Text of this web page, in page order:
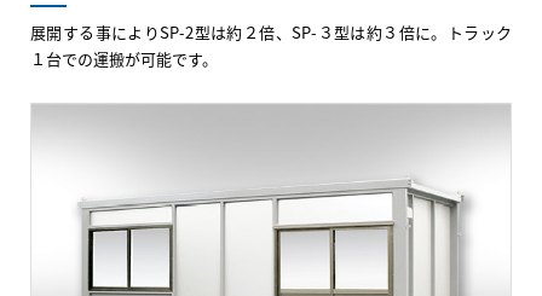
展開する事によりSP-2型は約２倍、SP-３型は約３倍に。トラック
１台での運搬が可能です。